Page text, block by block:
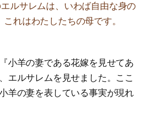
ルサレムは、いわば自由な身の
れはわたしたちの母です。
小羊の妻である花嫁を見せてあ
エルサレムを見せました。ここ
羊の妻を表している事実が現れ